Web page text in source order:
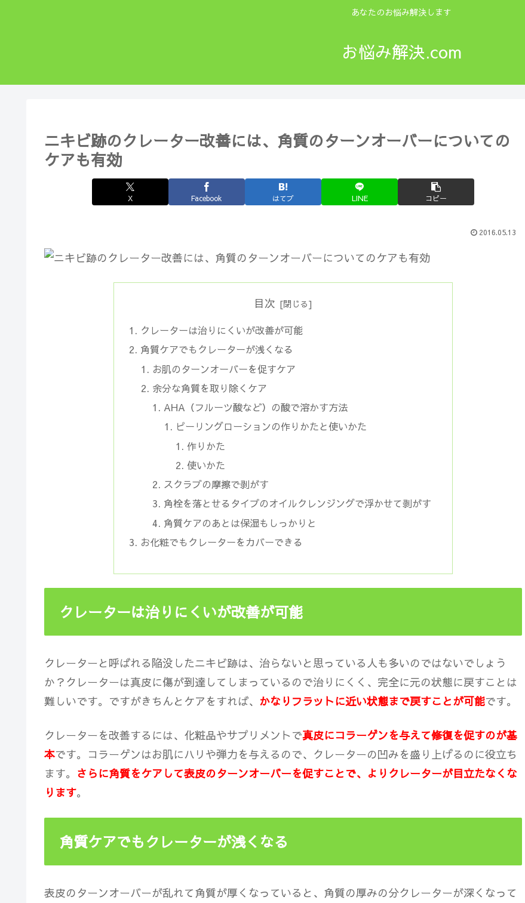
あなたのお悩み解決します
お悩み解決.com
ニキビ跡のクレーター改善には、角質のターンオーバーについての
ケアも有効
X Facebook はてブ LINE コピー
2016.05.13
目次
クレーターは治りにくいが改善が可能
角質ケアでもクレーターが浅くなる
お肌のターンオーバーを促すケア
余分な角質を取り除くケア
AHA（フルーツ酸など）の酸で溶かす方法
ピーリングローションの作りかたと使いかた
作りかた
使いかた
スクラブの摩擦で剥がす
角栓を落とせるタイプのオイルクレンジングで浮かせて剥がす
角質ケアのあとは保湿もしっかりと
お化粧でもクレーターをカバーできる
クレーターは治りにくいが改善が可能
クレーターと呼ばれる陥没したニキビ跡は、治らないと思っている人も多いのではないでしょう
か？クレーターは真皮に傷が到達してしまっているので治りにくく、完全に元の状態に戻すことは
難しいです。ですがきちんとケアをすれば、 かなりフラットに近い状態まで戻すことが可能です。
クレーターを改善するには、化粧品やサプリメントで真皮にコラーゲンを与えて修復を促すのが基
本です。コラーゲンはお肌にハリや弾力を与えるので、クレーターの凹みを盛り上げるのに役立ち
ます。 さらに角質をケアして表皮のターンオーバーを促すことで、よりクレーターが目立たなくな
ります。
角質ケアでもクレーターが浅くなる
表皮のターンオーバーが乱れて角質が厚くなっていると、角質の厚みの分クレーターが深くなって